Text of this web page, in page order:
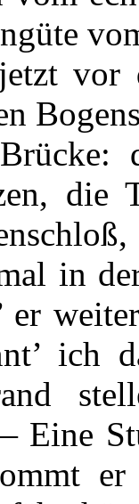
vor
die
in
er
ich
Eine